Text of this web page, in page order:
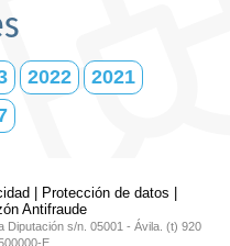
2022
2021
Protección de datos
Antifraude
Diputación s/n. 05001 - Ávila. (t) 920
E.